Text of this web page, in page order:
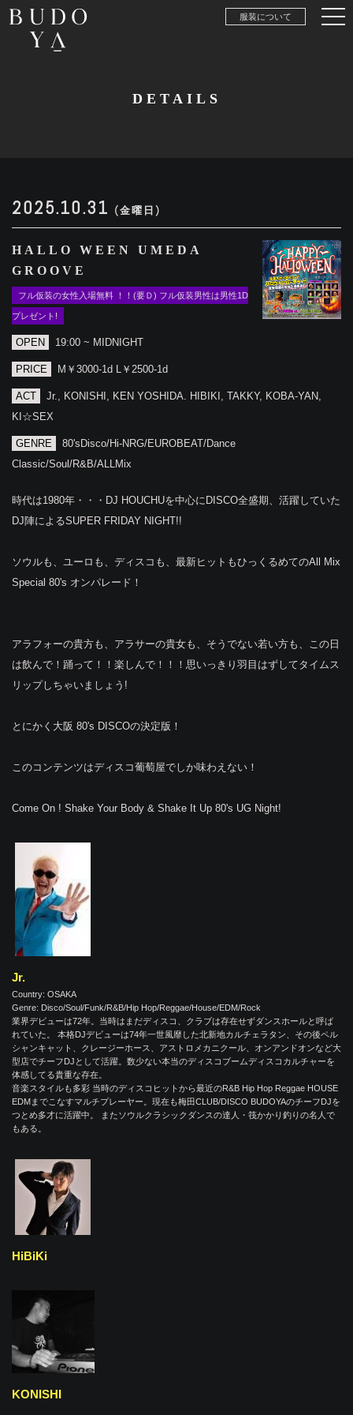
服装について
DETAILS
2025.10.31 (金曜日)
HALLO WEEN UMEDA
GROOVE
フル仮装の女性入場無料 ！！(要Ｄ) フル仮装男性は男性1D
プレゼント!
OPEN 19:00 ~ MIDNIGHT
PRICE M￥3000-1d L￥2500-1d
ACT
Jr., KONISHI, KEN YOSHIDA. HIBIKI, TAKKY, KOBA-YAN,
KI☆SEX
GENRE
80'sDisco/Hi-NRG/EUROBEAT/Dance
Classic/Soul/R&B/ALLMix
時代は1980年・・・DJ HOUCHUを中心にDISCO全盛期、活躍していた
DJ陣によるSUPER FRIDAY NIGHT!!
ソウルも、ユーロも、ディスコも、最新ヒットもひっくるめてのAll Mix
Special 80's オンパレード！
アラフォーの貴方も、アラサーの貴女も、そうでない若い方も、この日
は飲んで！踊って！！楽しんで！！！思いっきり羽目はずしてタイムス
リップしちゃいましょう!
とにかく大阪 80's DISCOの決定版！
このコンテンツはディスコ葡萄屋でしか味わえない！
Come On ! Shake Your Body & Shake It Up 80's UG Night!
Jr.
Country: OSAKA
Genre: Disco/Soul/Funk/R&B/Hip Hop/Reggae/House/EDM/Rock
業界デビューは72年。当時はまだディスコ、クラブは存在せずダンスホールと呼ば
れていた。 本格DJデビューは74年一世風靡した北新地カルチェラタン、その後ペル
シャンキャット、クレージーホース、アストロメカニクール、オンアンドオンなど大
型店でチーフDJとして活躍。数少ない本当のディスコブームディスコカルチャーを
体感してる貴重な存在。
音楽スタイルも多彩 当時のディスコヒットから最近のR&B Hip Hop Reggae HOUSE
EDMまでこなすマルチプレーヤー。現在も梅田CLUB/DISCO BUDOYAのチーフDJを
つとめ多才に活躍中。 またソウルクラシックダンスの達人・筏かかり釣りの名人で
もある。
HiBiKi
KONISHI